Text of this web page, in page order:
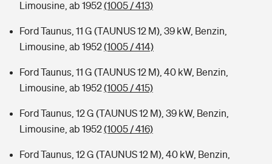
Limousine, ab 1952(1005 / 413)
Ford Taunus, 11 G (TAUNUS 12 M), 39 kW, Benzin,
Limousine, ab 1952(1005 / 414)
Ford Taunus, 11 G (TAUNUS 12 M), 40 kW, Benzin,
Limousine, ab 1952(1005 / 415)
Ford Taunus, 12 G (TAUNUS 12 M), 39 kW, Benzin,
Limousine, ab 1952(1005 / 416)
Ford Taunus, 12 G (TAUNUS 12 M), 40 kW, Benzin,